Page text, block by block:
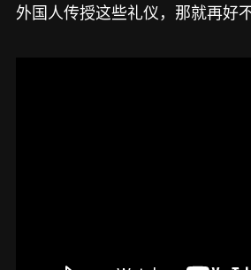
外国人传授这些礼仪，那就再好